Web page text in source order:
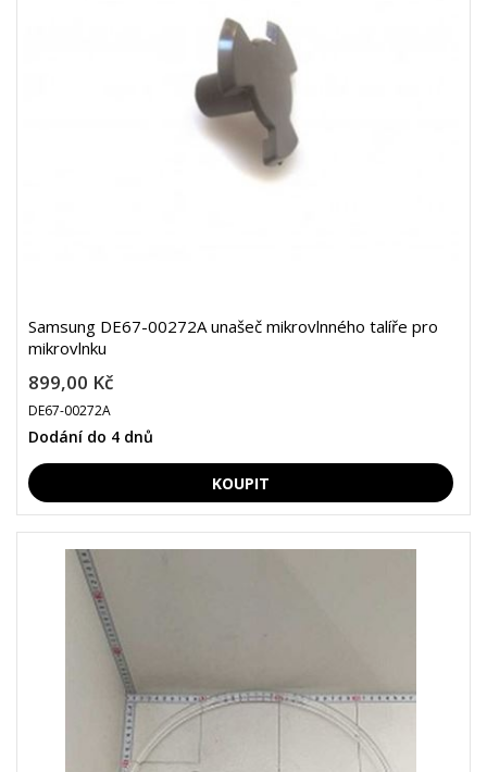
Samsung DE67-00272A unašeč mikrovlnného talíře pro
mikrovlnku
899,00 Kč
DE67-00272A
Dodání do 4 dnů